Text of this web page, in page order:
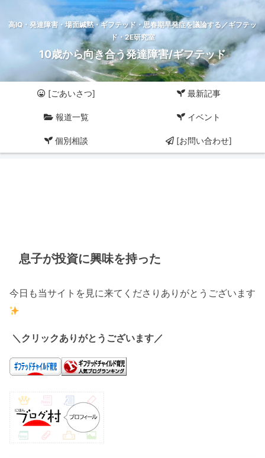
高IQ・発達障害・場面緘黙・ギフテッド・思春期早発症を議論する／ギフテッ
ド・2E研究室
10歳から向き合う発達障害/ギフテッド
[ごあいさつ] 最新記事
報道一覧 イベント
個別相談 [お問い合わせ]
息子が投資に興味を持った
今日も当サイトを見に来てくださりありがとうございます
＼クリックありがとうございます／